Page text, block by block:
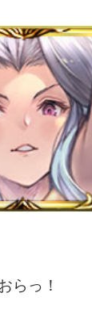
らっ！